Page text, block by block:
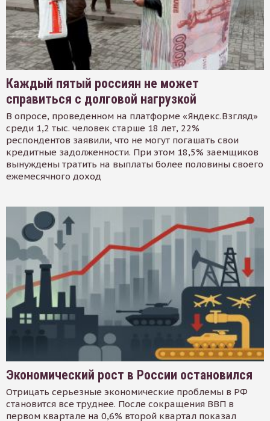
Каждый пятый россиян не может
справиться с долговой нагрузкой
В опросе, проведенном на платформе «Яндекс.Взгляд»
среди 1,2 тыс. человек старше 18 лет, 22%
респондентов заявили, что не могут погашать свои
кредитные задолженности. При этом 18,5% заемщиков
вынуждены тратить на выплаты более половины своего
ежемесячного доход
Экономический рост в России остановился
Отрицать серьезные экономические проблемы в РФ
становится все труднее. После сокращения ВВП в
первом квартале на 0,6% второй квартал показал